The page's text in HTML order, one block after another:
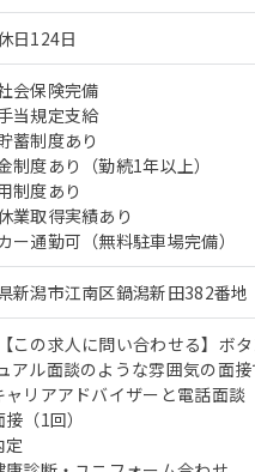
日124日
会保険完備
当規定支給
蓄制度あり
制度あり（勤続1年以上）
制度あり
業取得実績あり
ー通勤可（無料駐車場完備）
新潟市江南区鍋潟新田382番地
この求人に問い合わせる】ボ
アル面談のような雰囲気の面
ャリアアドバイザーと電話面談
（1回）
定